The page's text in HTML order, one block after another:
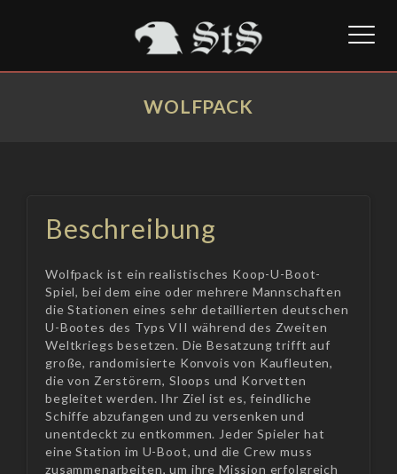
WOLFPACK
Beschreibung
Wolfpack ist ein realistisches Koop-U-Boot-
Spiel, bei dem eine oder mehrere Mannschaften
die Stationen eines sehr detaillierten deutschen
U-Bootes des Typs VII während des Zweiten
Weltkriegs besetzen. Die Besatzung trifft auf
große, randomisierte Konvois von Kaufleuten,
die von Zerstörern, Sloops und Korvetten
begleitet werden. Ihr Ziel ist es, feindliche
Schiffe abzufangen und zu versenken und
unentdeckt zu entkommen. Jeder Spieler hat
eine Station im U-Boot, und die Crew muss
zusammenarbeiten, um ihre Mission erfolgreich